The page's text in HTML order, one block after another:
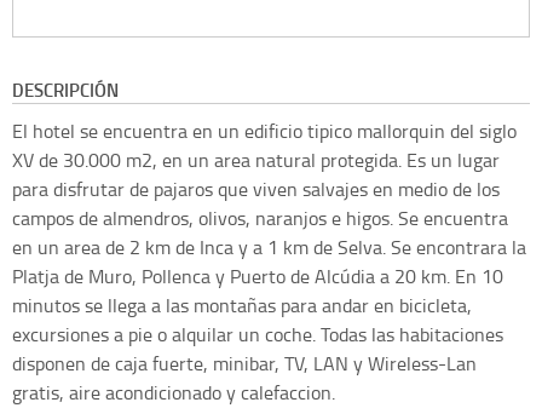
DESCRIPCIÓN
El hotel se encuentra en un edificio tipico mallorquin del siglo
XV de 30.000 m2, en un area natural protegida. Es un lugar
para disfrutar de pajaros que viven salvajes en medio de los
campos de almendros, olivos, naranjos e higos. Se encuentra
en un area de 2 km de Inca y a 1 km de Selva. Se encontrara la
Platja de Muro, Pollenca y Puerto de Alcúdia a 20 km. En 10
minutos se llega a las montañas para andar en bicicleta,
excursiones a pie o alquilar un coche. Todas las habitaciones
disponen de caja fuerte, minibar, TV, LAN y Wireless-Lan
gratis, aire acondicionado y calefaccion.